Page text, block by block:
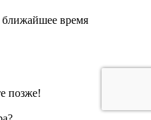
время
позже!